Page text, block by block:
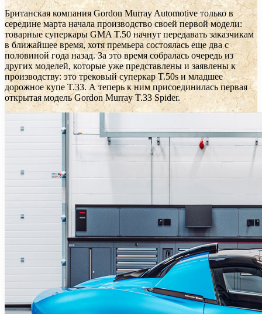
Британская компания Gordon Murray Automotive только в
середине марта начала производство своей первой модели:
товарные суперкары GMA T.50 начнут передавать заказчикам
в ближайшее время, хотя премьера состоялась еще два с
половиной года назад. За это время собралась очередь из
других моделей, которые уже представлены и заявлены к
производству: это трековый суперкар T.50s и младшее
дорожное купе T.33. А теперь к ним присоединилась первая
открытая модель Gordon Murray T.33 Spider.